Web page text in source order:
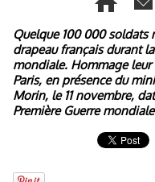
Quelque 100 000 soldats
drapeau français durant
mondiale. Hommage
Paris, en présence du
Morin, le 11 novembre,
Première Guerre mondiale